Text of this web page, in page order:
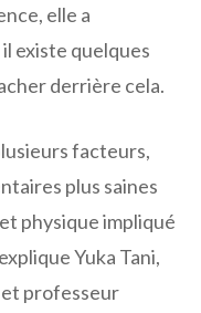
elle a
existe quelques
derrière cela.
facteurs,
plus saines
physique impliqué
Yuka Tani,
professeur